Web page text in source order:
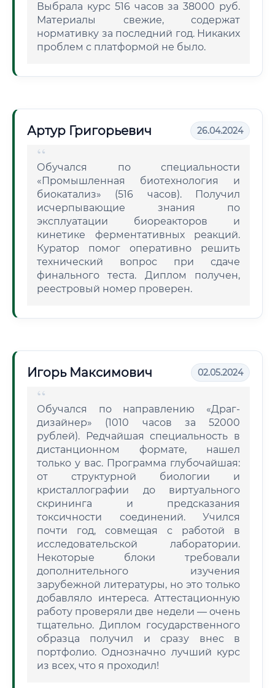
Выбрала курс 516 часов за 38000 руб.
Материалы свежие, содержат
нормативку за последний год. Никаких
проблем с платформой не было.
Артур Григорьевич 26.04.2024
Обучался по специальности
«Промышленная биотехнология и
биокатализ» (516 часов). Получил
исчерпывающие знания по
эксплуатации биореакторов и
кинетике ферментативных реакций.
Куратор помог оперативно решить
технический вопрос при сдаче
финального теста. Диплом получен,
реестровый номер проверен.
Игорь Максимович 02.05.2024
Обучался по направлению «Драг-
дизайнер» (1010 часов за 52000
рублей). Редчайшая специальность в
дистанционном формате, нашел
только у вас. Программа глубочайшая:
от структурной биологии и
кристаллографии до виртуального
скрининга и предсказания
токсичности соединений. Учился
почти год, совмещая с работой в
исследовательской лаборатории.
Некоторые блоки требовали
дополнительного изучения
зарубежной литературы, но это только
добавляло интереса. Аттестационную
работу проверяли две недели — очень
тщательно. Диплом государственного
образца получил и сразу внес в
портфолио. Однозначно лучший курс
из всех, что я проходил!